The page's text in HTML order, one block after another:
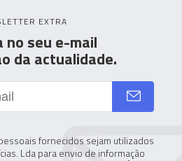
EXTRA
no seu e-mail
da actualidade.
fornecidos sejam utilizados
Lda para envio de informação